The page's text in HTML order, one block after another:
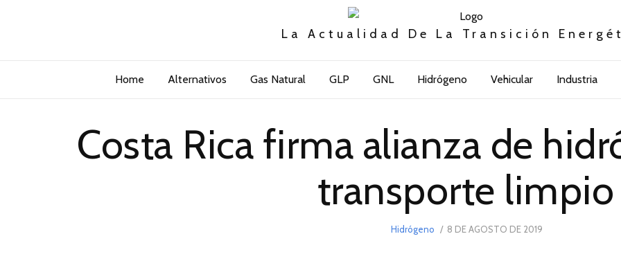
La Actualidad De La Transición
Home Alternativos Gas Natural GLP GNL Hidrógeno Vehicular Industria
Costa Rica firma alianza de
transporte limpio
Hidrógeno
POSTED
8 DE AGOSTO DE 2019